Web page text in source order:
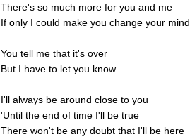
There's so much more for you and me
If only I could make you change your mind
You tell me that it's over
But I have to let you know
I'll always be around close to you
'Until the end of time I'll be true
There won't be any doubt that I'll be here